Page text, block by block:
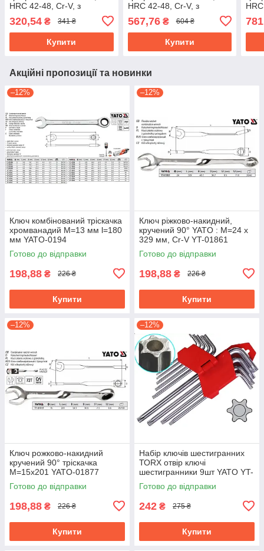
HRC 42-48, Cr-V, з
ергономічною ручкою YT-
02383
320,54 ₴ 341 ₴
Купити
HRC 42-48, Cr-V, з
ергономічною ручкою YT-
02385
567,76₴ 604 ₴
Купити
Акційні пропозиції та новинки
–12%
Ключ комбінований тріскачка
хромванадий М=13 мм l=180
мм YATO-0194
Готово до відправки
198,88 ₴ 226 ₴
Купити
–12%
Ключ ріжково-накидний,
кручений 90° YATO : М=24 x
329 мм, Cr-V YT-01861
Готово до відправки
198,88 ₴ 226 ₴
Купити
–12%
Ключ рожково-накидний
кручений 90° тріскачка
М=15х201 YATO-01877
Готово до відправки
198,88 ₴ 226 ₴
Купити
–12%
Набір ключів шестигранних
ТОRХ отвір ключі
шестигранники 9шт YATO YT-
0511
Готово до відправки
242 ₴ 275 ₴
Купити